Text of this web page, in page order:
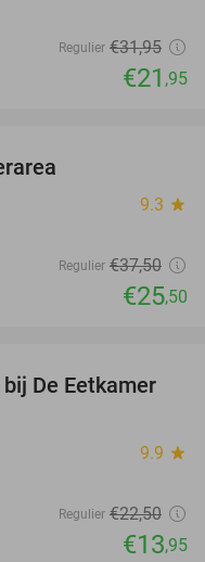
Regulier €31,95
€21 ,95
9.3 star
Regulier €37,50
€25,50
38%
De Eetkamer
9.9 star
Regulier €22,50
€13,95